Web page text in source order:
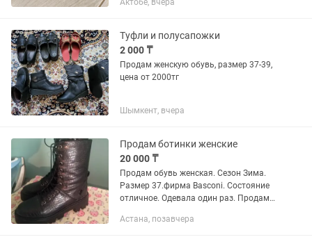
размер Новые удобные и лёгкие
Актобе, вчера
Туфли и полусапожки
2 000 ₸
Продам женскую обувь, размер 37-39,
цена от 2000тг
Шымкент, вчера
Продам ботинки женские
20 000 ₸
Продам обувь женская. Сезон Зима.
Размер 37.фирма Basconi. Состояние
отличное. Одевала один раз. Продам
Цена 20000тг. Просьба мошенникам не
Астана, позавчера